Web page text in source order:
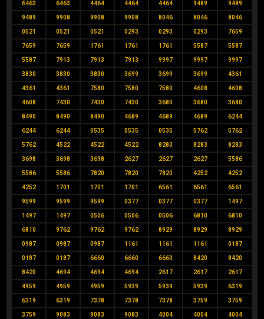
6463 6463 4464 4464 4464 9489 9489
9489 9908 9908 9908 8046 8046 8046
0521 0521 0521 0293 0293 0293 7659
7659 7659 1761 1761 1761 5587 5587
5587 7913 7913 7913 9997 9997 9997
3830 3830 3830 3699 3699 3699 4361
4361 4361 7580 7580 7580 4608 4608
4608 7430 7430 7430 3680 3680 3680
8490 8490 8490 4689 4689 4689 6244
6244 6244 0535 0535 0535 5762 5762
5762 4522 4522 4522 8283 8283 8283
3698 3698 3698 2627 2627 2627 5586
5586 5586 7820 7820 7820 4252 4252
4252 1701 1701 1701 6561 6561 6561
9599 9599 9599 0377 0377 0377 1497
1497 1497 0506 0506 0506 6810 6810
6810 9762 9762 9762 8929 8929 8929
0987 0987 0987 1161 1161 1161 0187
0187 0187 6660 6660 6660 8420 8420
8420 4694 4694 4694 2617 2617 2617
4959 4959 4959 5939 5939 5939 6319
6319 6319 7378 7378 7378 3759 3759
3759 9083 9083 9083 4004 4004 4004